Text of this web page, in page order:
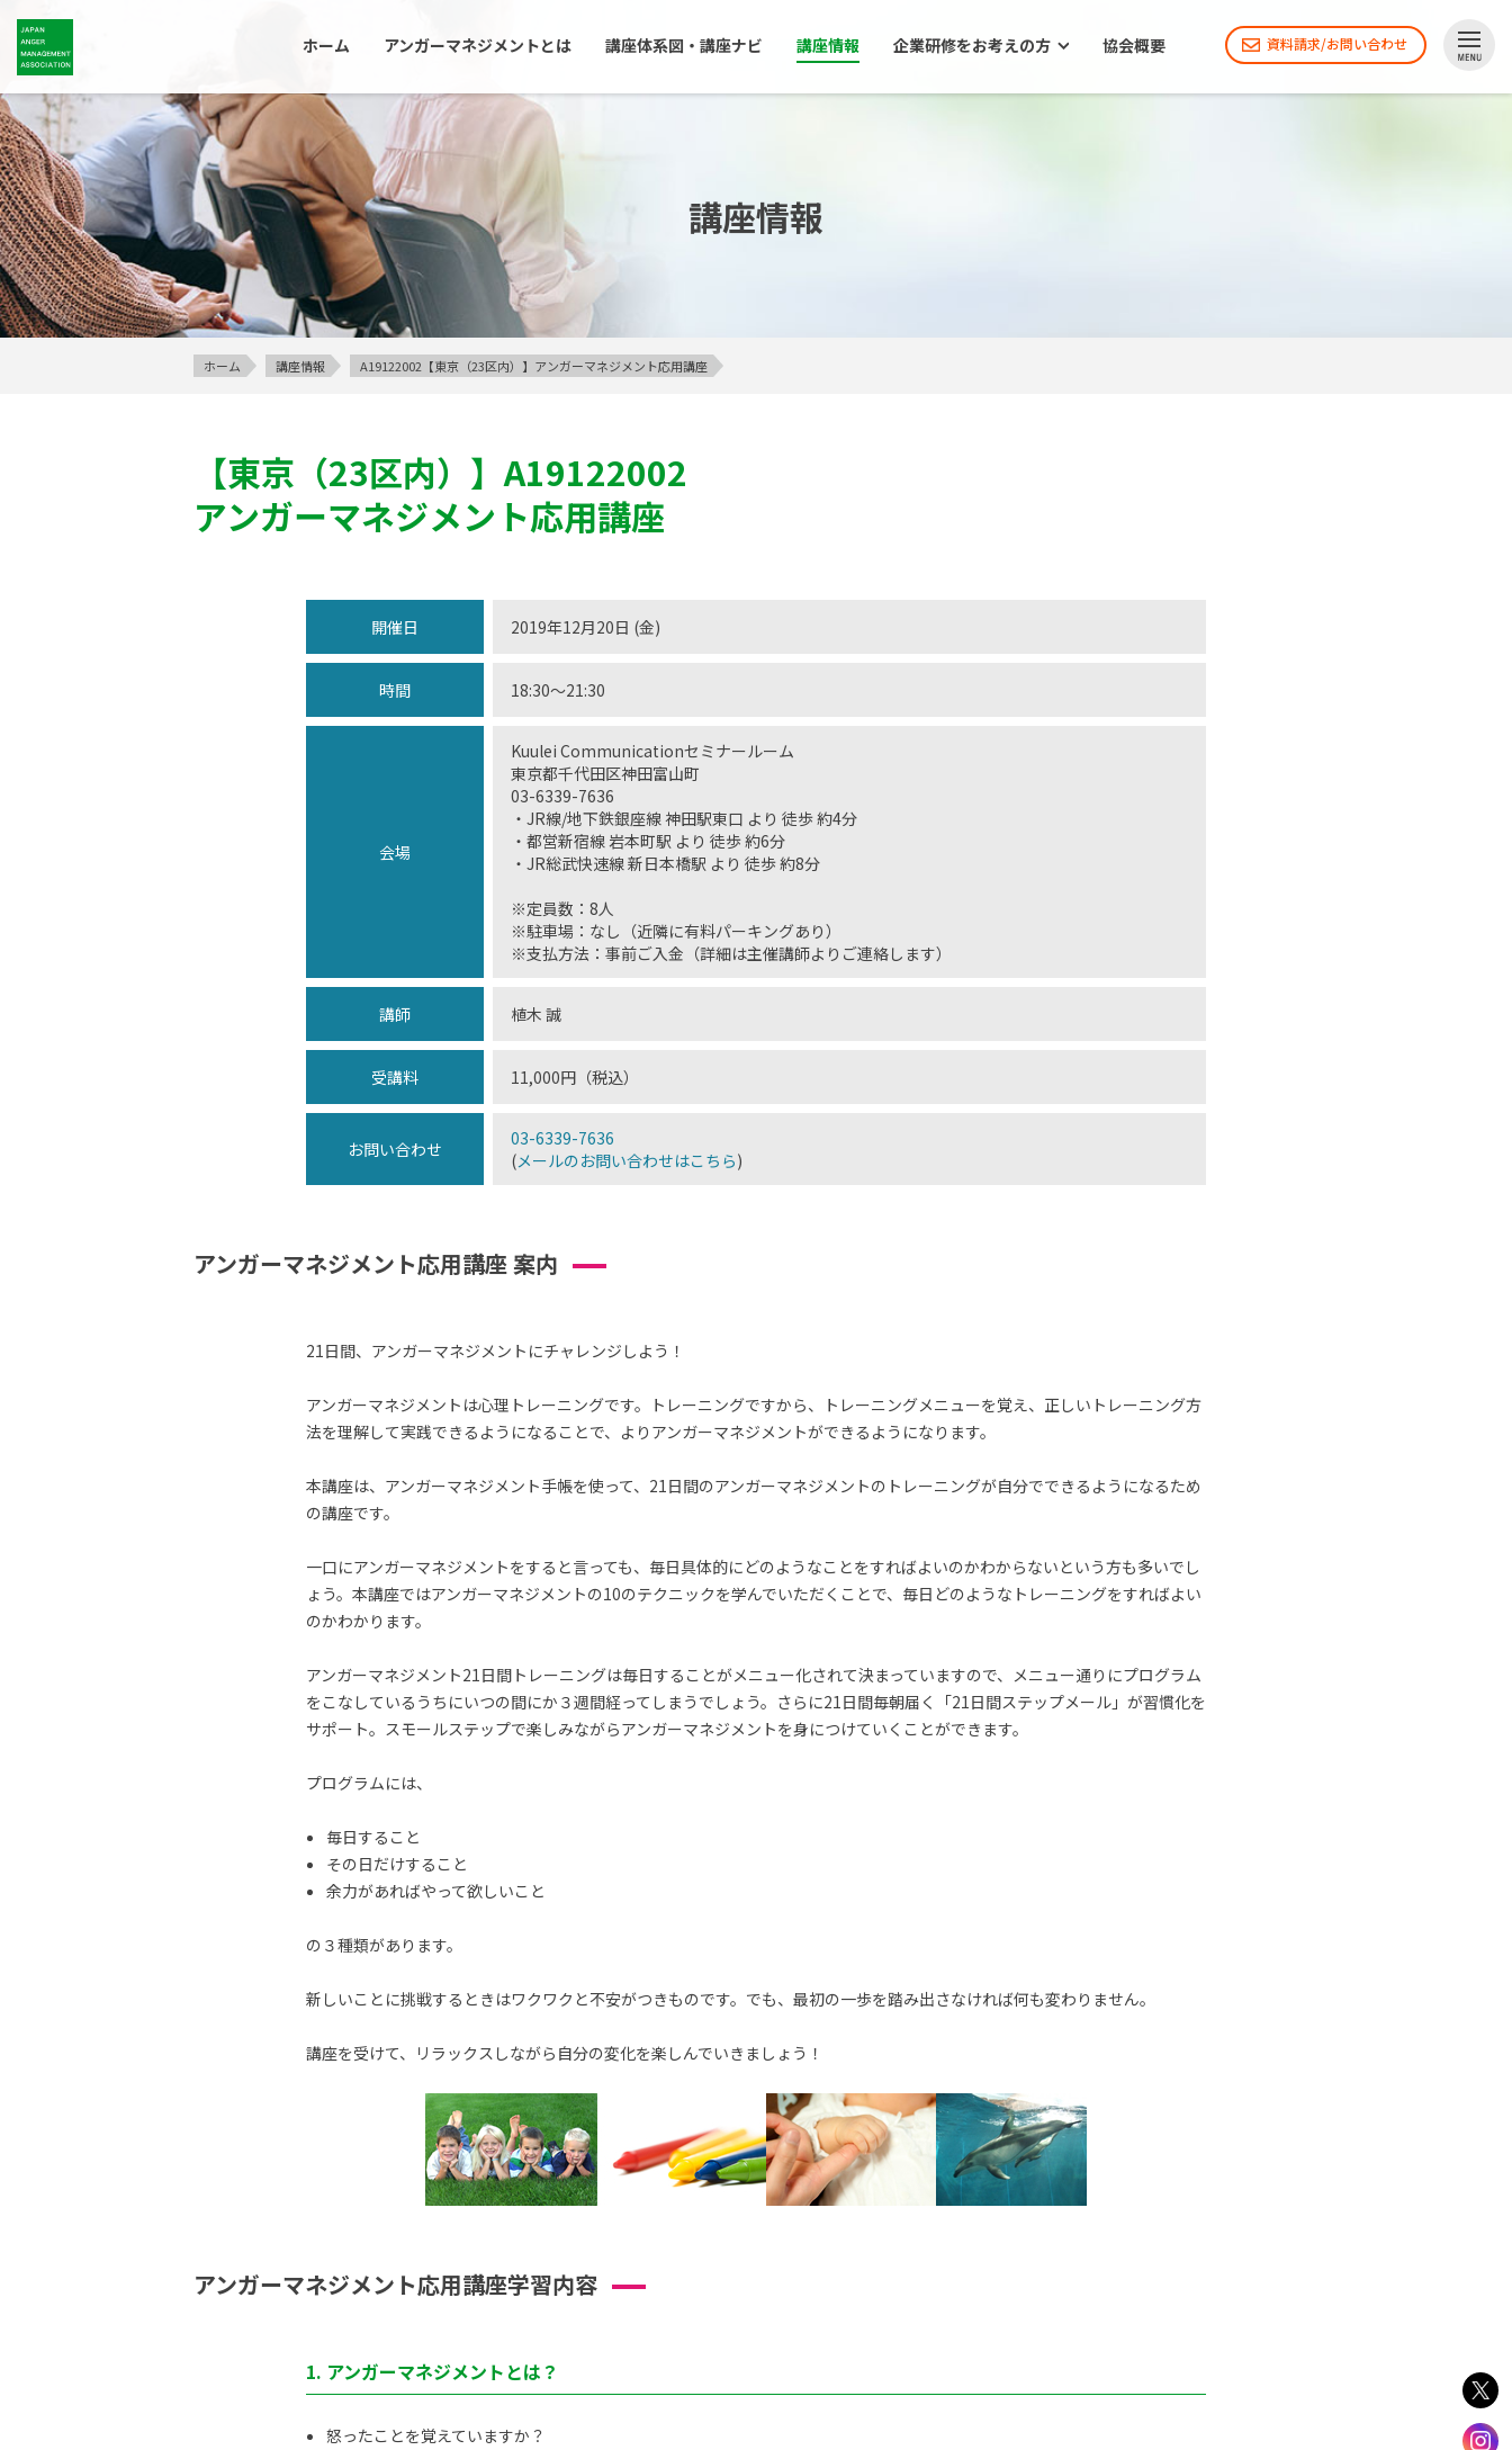
ホーム アンガーマネジメントとは 講座体系図・講座ナビ 講座情報 企業研修をお考えの方 協会概要 資料請求/お問い合わせ
講座情報
ホーム 講座情報 A19122002【東京（23区内）】アンガーマネジメント応用講座
【東京（23区内）】A19122002
アンガーマネジメント応用講座
開催日 2019年12月20日 (金)
時間 18:30〜21:30
会場
Kuulei Communicationセミナールーム
東京都千代田区神田富山町
03-6339-7636
・JR線/地下鉄銀座線 神田駅東口 より 徒歩 約4分
・都営新宿線 岩本町駅 より 徒歩 約6分
・JR総武快速線 新日本橋駅 より 徒歩 約8分
※定員数：8人
※駐車場：なし（近隣に有料パーキングあり）
※支払方法：事前ご入金（詳細は主催講師よりご連絡します）
講師 植木 誠
受講料 11,000円（税込）
お問い合わせ
03-6339-7636
(メールのお問い合わせはこちら)
アンガーマネジメント応用講座 案内
21日間、アンガーマネジメントにチャレンジしよう！
アンガーマネジメントは心理トレーニングです。トレーニングですから、トレーニングメニューを覚え、正しいトレーニング方
法を理解して実践できるようになることで、よりアンガーマネジメントができるようになります。
本講座は、アンガーマネジメント手帳を使って、21日間のアンガーマネジメントのトレーニングが自分でできるようになるため
の講座です。
一口にアンガーマネジメントをすると言っても、毎日具体的にどのようなことをすればよいのかわからないという方も多いでし
ょう。本講座ではアンガーマネジメントの10のテクニックを学んでいただくことで、毎日どのようなトレーニングをすればよい
のかわかります。
アンガーマネジメント21日間トレーニングは毎日することがメニュー化されて決まっていますので、メニュー通りにプログラム
をこなしているうちにいつの間にか３週間経ってしまうでしょう。さらに21日間毎朝届く「21日間ステップメール」が習慣化を
サポート。スモールステップで楽しみながらアンガーマネジメントを身につけていくことができます。
プログラムには、
毎日すること
その日だけすること
余力があればやって欲しいこと
の３種類があります。
新しいことに挑戦するときはワクワクと不安がつきものです。でも、最初の一歩を踏み出さなければ何も変わりません。
講座を受けて、リラックスしながら自分の変化を楽しんでいきましょう！
アンガーマネジメント応用講座学習内容
1. アンガーマネジメントとは？
怒ったことを覚えていますか？